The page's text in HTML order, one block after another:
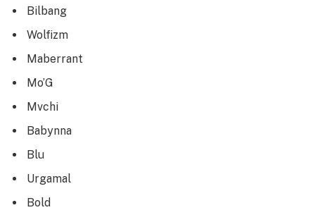
Bilbang
Wolfizm
Maberrant
Mo’G
Mvchi
Babynna
Blu
Urgamal
Bold